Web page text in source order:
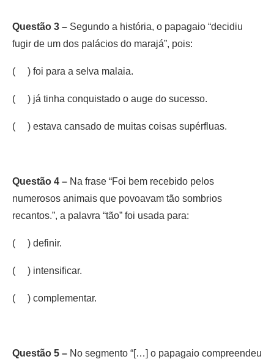
Questão 3 – Segundo a história, o papagaio “decidiu
fugir de um dos palácios do marajá”, pois:
( ) foi para a selva malaia.
( ) já tinha conquistado o auge do sucesso.
( ) estava cansado de muitas coisas supérfluas.
Questão 4 – Na frase “Foi bem recebido pelos
numerosos animais que povoavam tão sombrios
recantos.”, a palavra “tão” foi usada para:
( ) definir.
( ) intensificar.
( ) complementar.
Questão 5 – No segmento “[…] o papagaio compreendeu